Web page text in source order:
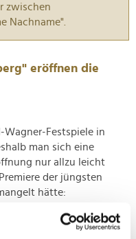
zwischen
Nachname".
eröffnen die
Wagner-Festspiele in
man sich eine
nur allzu leicht
der jüngsten
hätte: